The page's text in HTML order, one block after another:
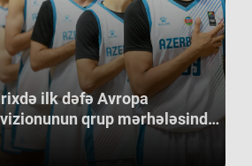
turnir cədvəlində Niderland, İsveçrə,
Kipr, Gürcüstan, Danimarka, Estoniya,
Slovakiya, Ermənistan, Albaniya və
Kosovo kimi komandaları üstəliyə
bilib. ​Belə bir gərgin rəqabət
mühitində qazanılan 11-ci yer gənc
basketbolçularımız üçün həm böyük
beynəlxalq təcrübə, həm də gələcək
turnirlərdə daha böyük uğurlar
ilk dəfə Avropa
qrup mərhələsində